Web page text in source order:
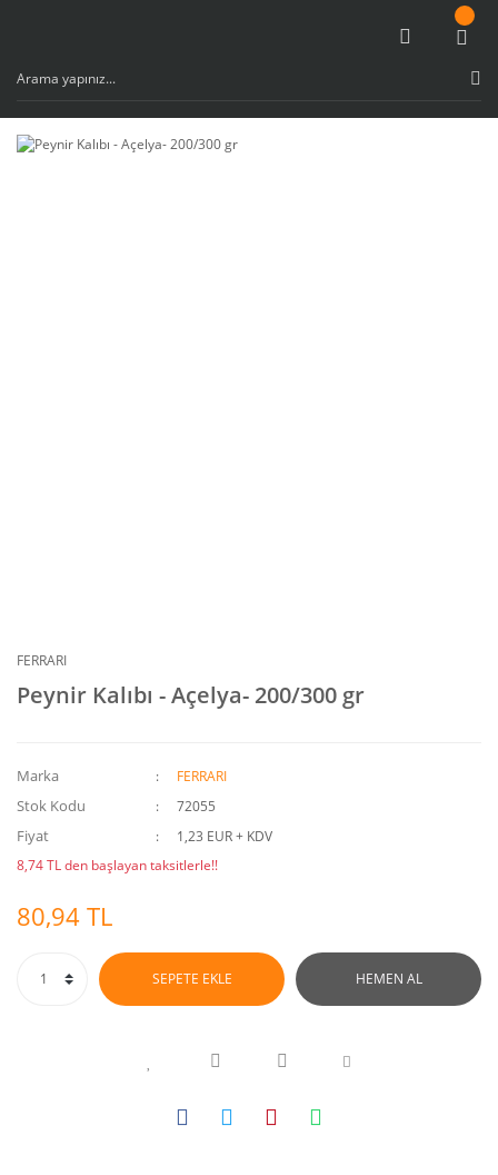
FERRARI
Peynir Kalıbı - Açelya- 200/300 gr
Marka FERRARI
Stok Kodu 72055
Fiyat
1,23 EUR + KDV
8,74 TL den başlayan taksitlerle!!
80,94 TL
SEPETE EKLE HEMEN AL